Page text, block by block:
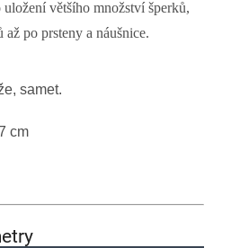
většího množství šperků,
po prsteny a náušnice.
samet.
cm